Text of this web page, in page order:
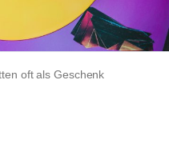
oft als Geschenk